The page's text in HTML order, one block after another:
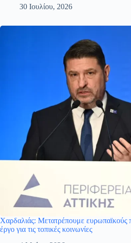
30 Ιουλίου, 2026
Χαρδαλιάς: Μετατρέπουμε ευρωπαϊκούς
έργο για τις τοπικές κοινωνίες